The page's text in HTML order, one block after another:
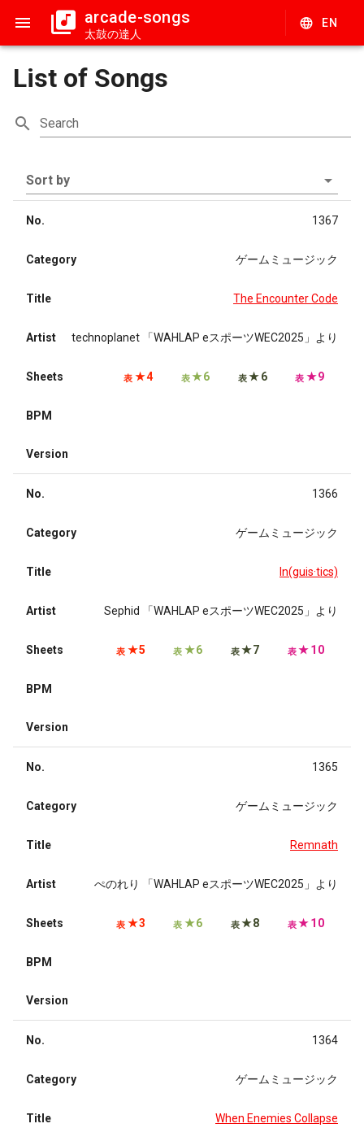
arcade-songs
太鼓の達人
EN
List of Songs
Search
Sort by
No. 1367
Category ゲームミュージック
Title The Encounter Code
Artist technoplanet 「WAHLAP eスポーツWEC2025」より
Sheets 表 ★4 表★6 表★6 表 ★9
BPM
Version
No. 1366
Category ゲームミュージック
Title ln(guis·tics)
Artist Sephid 「WAHLAP eスポーツWEC2025」より
Sheets 表 ★5 表 ★6 表★7 表★10
BPM
Version
No. 1365
Category ゲームミュージック
Title Remnath
Artist ぺのれり 「WAHLAP eスポーツWEC2025」より
Sheets 表 ★3 表 ★6 表★8 表★10
BPM
Version
No. 1364
Category ゲームミュージック
Title When Enemies Collapse